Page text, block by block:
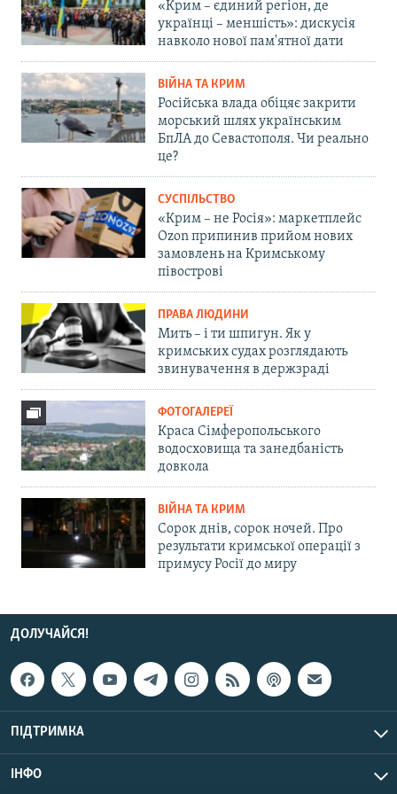
«Крим – єдиний регіон, де
українці – меншість»: дискусія
навколо нової пам'ятної дати
ВІЙНА ТА КРИМ
Російська влада обіцяє закрити
морський шлях українським
БпЛА до Севастополя. Чи реально
це?
СУСПІЛЬСТВО
«Крим – не Росія»: маркетплейс
Ozon припинив прийом нових
замовлень на Кримському
півострові
ПРАВА ЛЮДИНИ
Мить – і ти шпигун. Як у
кримських судах розглядають
звинувачення в держзраді
ФОТОГАЛЕРЕЇ
Краса Сімферопольського
водосховища та занедбаність
довкола
ВІЙНА ТА КРИМ
Сорок днів, сорок ночей. Про
результати кримської операції з
примусу Росії до миру
ДОЛУЧАЙСЯ!
ПІДТРИМКА
ІНФО